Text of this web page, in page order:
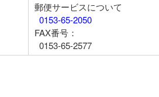
郵便サービスについて
0153-65-2050
FAX番号：
0153-65-2577